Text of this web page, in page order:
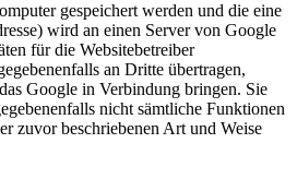
gespeichert werden und die eine
wird an einen Server von Google
für die Websitebetreiber
an Dritte übertragen,
Google in Verbindung bringen. Sie
nicht sämtliche Funktionen
zuvor beschriebenen Art und Weise